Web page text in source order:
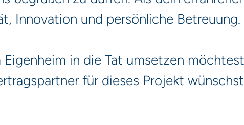
Innovation und persönliche Betreuung.
in die Tat umsetzen
für dieses Projekt